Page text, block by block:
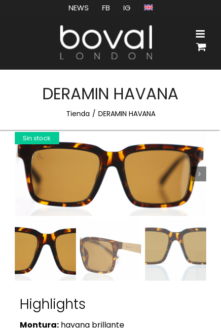
NEWS FB IG
DERAMIN HAVANA
Tienda DERAMIN HAVANA
Sin stock
Highlights
Montura:havana brillante